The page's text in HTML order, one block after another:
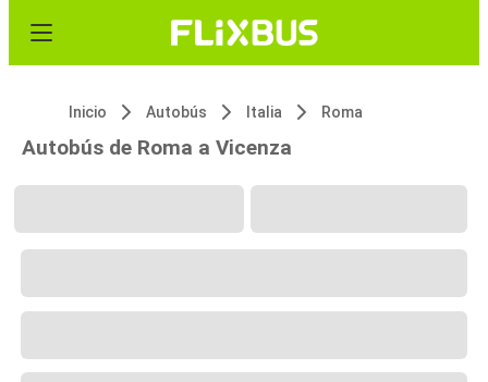
Inicio Autobús Italia Roma
Autobús de Roma a Vicenza